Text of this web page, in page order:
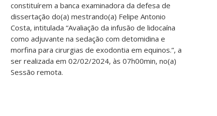
constituírem a banca examinadora da defesa de
dissertação do(a) mestrando(a) Felipe Antonio
Costa, intitulada “Avaliação da infusão de lidocaína
como adjuvante na sedação com detomidina e
morfina para cirurgias de exodontia em equinos.”, a
ser realizada em 02/02/2024, às 07h00min, no(a)
Sessão remota.